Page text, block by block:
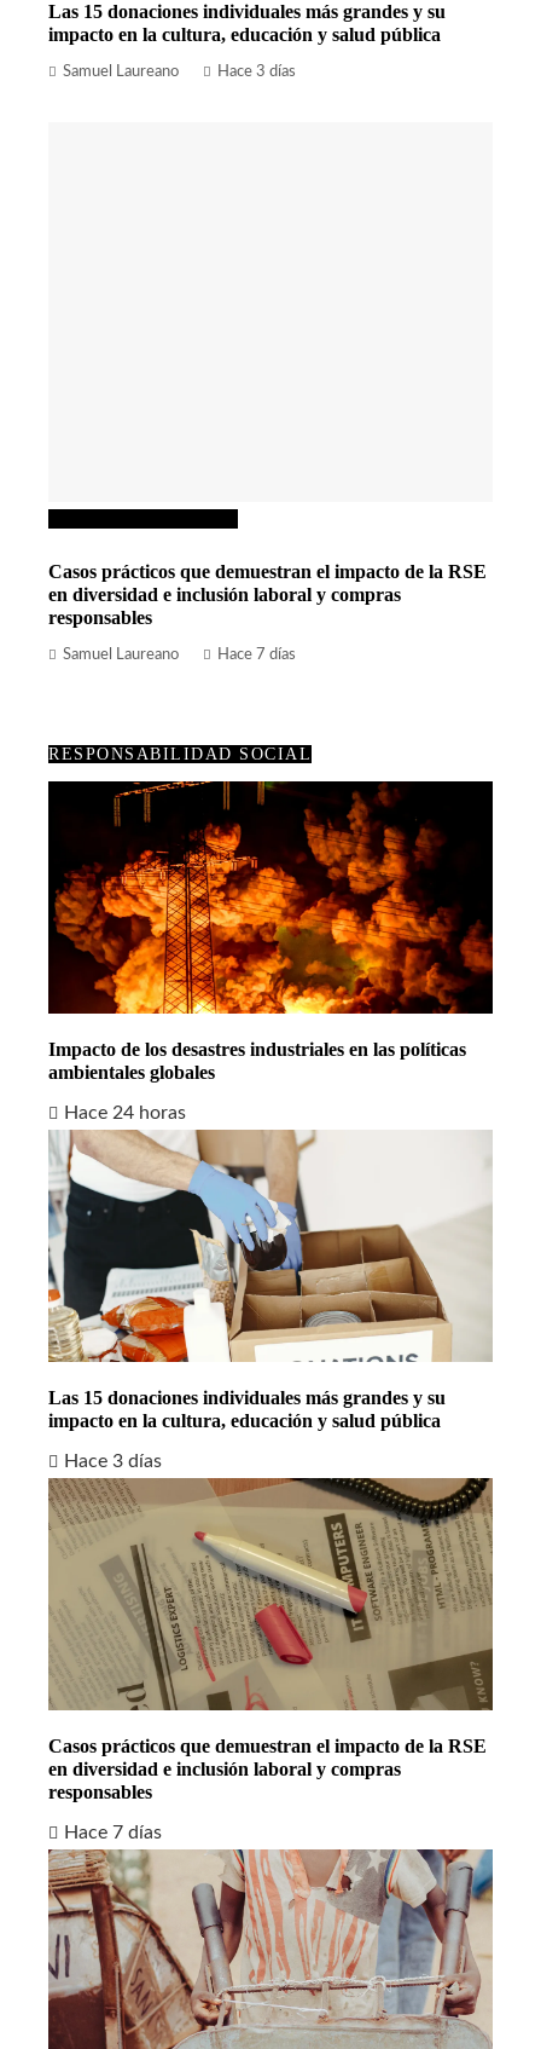
Las 15 donaciones individuales más grandes y su
impacto en la cultura, educación y salud pública
Samuel Laureano Hace 3 días
Casos prácticos que demuestran el impacto de la RSE
en diversidad e inclusión laboral y compras
responsables
Samuel Laureano Hace 7 días
RESPONSABILIDAD SOCIAL
Impacto de los desastres industriales en las políticas
ambientales globales
Hace 24 horas
Las 15 donaciones individuales más grandes y su
impacto en la cultura, educación y salud pública
Hace 3 días
Casos prácticos que demuestran el impacto de la RSE
en diversidad e inclusión laboral y compras
responsables
Hace 7 días